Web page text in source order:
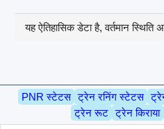
यह ऐतिहासिक डेटा है, वर्तमान स्थिति
PNR स्टेटस ट्रेन रनिंग स्टेटस
ट्रेन रूट ट्रेन किराया